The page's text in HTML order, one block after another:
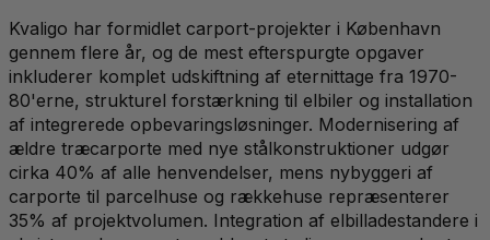
Kvaligo har formidlet carport-projekter i København
gennem flere år, og de mest efterspurgte opgaver
inkluderer komplet udskiftning af eternittage fra 1970-
80'erne, strukturel forstærkning til elbiler og installation
af integrerede opbevaringsløsninger. Modernisering af
ældre træcarporte med nye stålkonstruktioner udgør
cirka 40% af alle henvendelser, mens nybyggeri af
carporte til parcelhuse og rækkehuse repræsenterer
35% af projektvolumen. Integration af elbilladestandere i